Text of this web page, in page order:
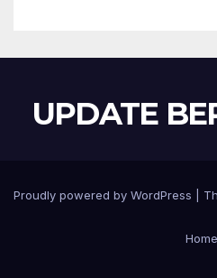
UPDATE
Proudly powered by WordPress
Home